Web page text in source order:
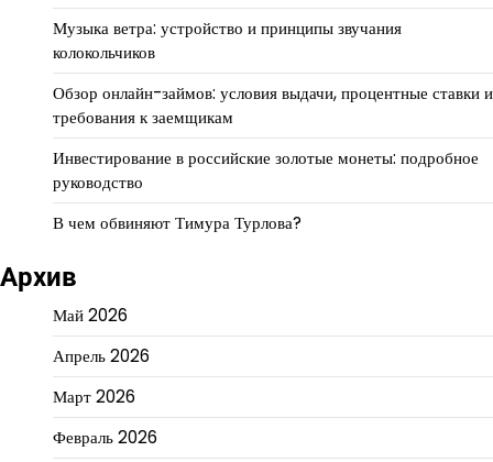
Музыка ветра: устройство и принципы звучания
колокольчиков
Обзор онлайн-займов: условия выдачи, процентные ставки и
требования к заемщикам
Инвестирование в российские золотые монеты: подробное
руководство
В чем обвиняют Тимура Турлова?
Архив
Май 2026
Апрель 2026
Март 2026
Февраль 2026